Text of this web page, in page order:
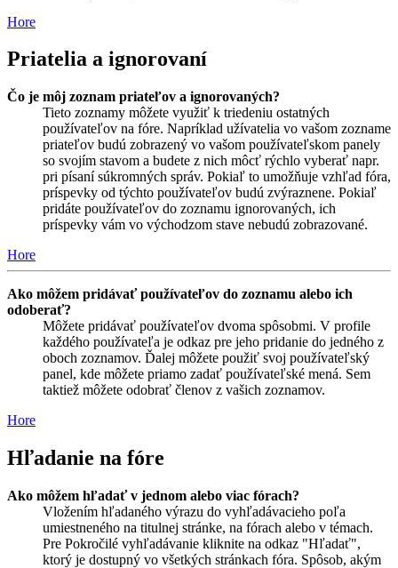
Hore
Priatelia a ignorovaní
Čo je môj zoznam priateľov a ignorovaných?
Tieto zoznamy môžete využiť k triedeniu ostatných
používateľov na fóre. Napríklad užívatelia vo vašom zozname
priateľov budú zobrazený vo vašom používateľskom panely
so svojím stavom a budete z nich môcť rýchlo vyberať napr.
pri písaní súkromných správ. Pokiaľ to umožňuje vzhľad fóra,
príspevky od týchto používateľov budú zvýraznene. Pokiaľ
pridáte používateľov do zoznamu ignorovaných, ich
príspevky vám vo východzom stave nebudú zobrazované.
Hore
Ako môžem pridávať používateľov do zoznamu alebo ich
odoberať?
Môžete pridávať používateľov dvoma spôsobmi. V profile
každého používateľa je odkaz pre jeho pridanie do jedného z
oboch zoznamov. Ďalej môžete použiť svoj používateľský
panel, kde môžete priamo zadať používateľské mená. Sem
taktiež môžete odobrať členov z vašich zoznamov.
Hore
Hľadanie na fóre
Ako môžem hľadať v jednom alebo viac fórach?
Vložením hľadaného výrazu do vyhľadávacieho poľa
umiestneného na titulnej stránke, na fórach alebo v témach.
Pre Pokročilé vyhľadávanie kliknite na odkaz "Hľadať",
ktorý je dostupný vo všetkých stránkach fóra. Spôsob, akým